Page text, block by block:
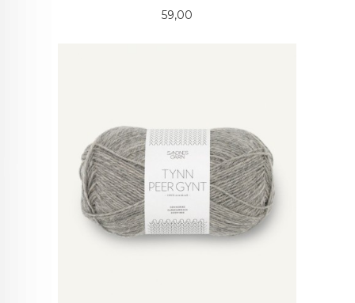
Pris
59,00